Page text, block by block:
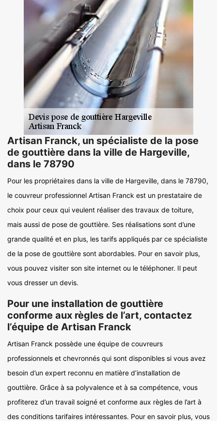
Artisan Franck, un spécialiste de la pose
de gouttière dans la ville de Hargeville,
dans le 78790
Pour les propriétaires dans la ville de Hargeville, dans le 78790,
le couvreur professionnel Artisan Franck est un prestataire de
choix pour ceux qui veulent réaliser des travaux de toiture,
mais aussi de pose de gouttière. Ses réalisations sont d’une
grande qualité et en plus, les tarifs appliqués par ce spécialiste
de la pose de gouttière sont abordables. Pour en savoir plus,
vous pouvez visiter son site internet ou le téléphoner. Il peut
vous dresser un devis.
Pour une installation de gouttière
conforme aux règles de l’art, contactez
l’équipe de Artisan Franck
Artisan Franck possède une équipe de couvreurs
professionnels et chevronnés qui sont disponibles si vous avez
besoin d’un expert reconnu en matière d’installation de
gouttière. Grâce à sa polyvalence et à sa compétence, vous
profiterez d’un travail soigné et conforme aux règles de l’art à
des conditions tarifaires intéressantes. Pour en savoir plus, vous